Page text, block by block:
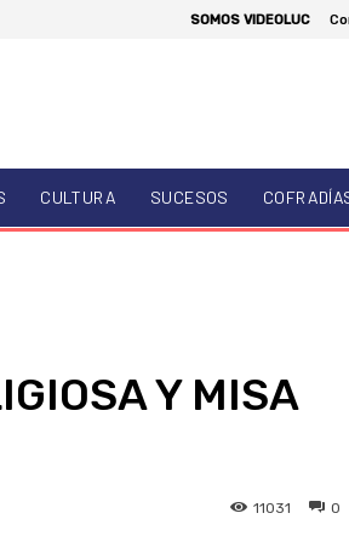
SOMOS VIDEOLUC
CULTURA SUCESOS
Y MISA
0
11031